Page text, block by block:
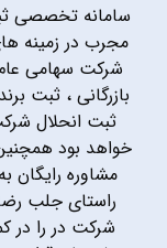
سامانه تخصصی
مجرب در زمینه
شرکت سهامی
بازرگانی ، ثبت
ثبت انحلال
خواهد بود
مشاوره رایگان
راستای جلب
شرکت در را در